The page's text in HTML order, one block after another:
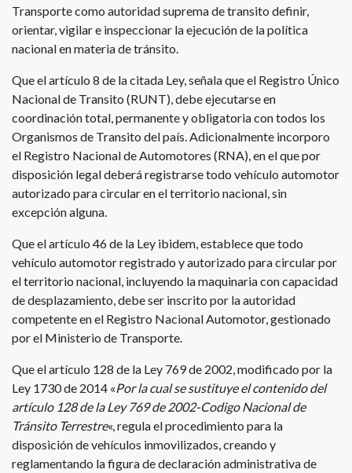
Transporte como autoridad suprema de transito definir,
orientar, vigilar e inspeccionar la ejecución de la política
nacional en materia de tránsito.
Que el artículo 8 de la citada Ley, señala que el Registro Único
Nacional de Transito (RUNT), debe ejecutarse en
coordinación total, permanente y obligatoria con todos los
Organismos de Transito del país. Adicionalmente incorporo
el Registro Nacional de Automotores (RNA), en el que por
disposición legal deberá registrarse todo vehículo automotor
autorizado para circular en el territorio nacional, sin
excepción alguna.
Que el artículo 46 de la Ley ibidem, establece que todo
vehículo automotor registrado y autorizado para circular por
el territorio nacional, incluyendo la maquinaria con capacidad
de desplazamiento, debe ser inscrito por la autoridad
competente en el Registro Nacional Automotor, gestionado
por el Ministerio de Transporte.
Que el artículo 128 de la Ley 769 de 2002, modificado por la
Ley 1730 de 2014 «Por la cual se sustituye el contenido del
artículo 128 de la Ley 769 de 2002-Codigo Nacional de
Tránsito Terrestre«, regula el procedimiento para la
disposición de vehículos inmovilizados, creando y
reglamentando la figura de declaración administrativa de